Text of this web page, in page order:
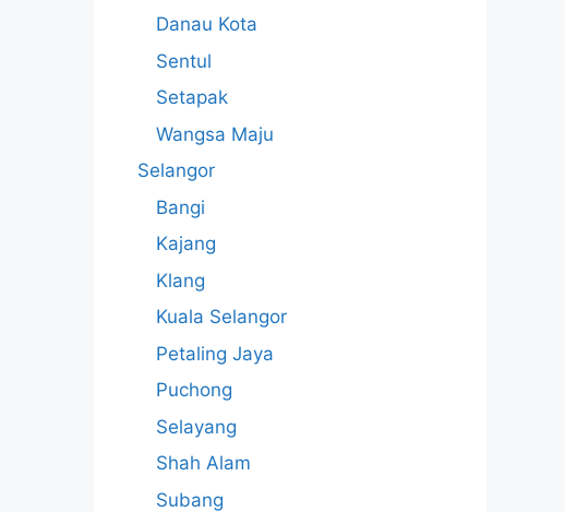
Danau Kota
Sentul
Setapak
Wangsa Maju
Selangor
Bangi
Kajang
Klang
Kuala Selangor
Petaling Jaya
Puchong
Selayang
Shah Alam
Subang